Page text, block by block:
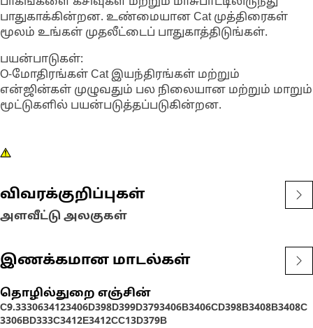
பாதுகாக்கின்றன. உண்மையான Cat முத்திரைகள்
மூலம் உங்கள் முதலீட்டைப் பாதுகாத்திடுங்கள்.
பயன்பாடுகள்:
O-மோதிரங்கள் Cat இயந்திரங்கள் மற்றும்
என்ஜின்கள் முழுவதும் பல நிலையான மற்றும் மாறும்
மூட்டுகளில் பயன்படுத்தப்படுகின்றன.
விவரக்குறிப்புகள்
அளவீட்டு அலகுகள்
இணக்கமான மாடல்கள்
தொழில்துறை எஞ்சின்
C9.3330634123406D398D399D3793406B3406CD398B3408B3408C
3306BD333C3412E3412CC13D379B